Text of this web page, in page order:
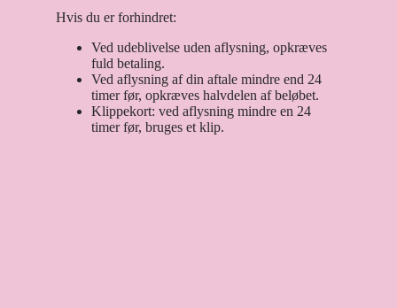
Hvis du er forhindret:
Ved udeblivelse uden aflysning, opkræves
fuld betaling.
Ved aflysning af din aftale mindre end 24
timer før, opkræves halvdelen af beløbet.
Klippekort: ved aflysning mindre en 24
timer før, bruges et klip.